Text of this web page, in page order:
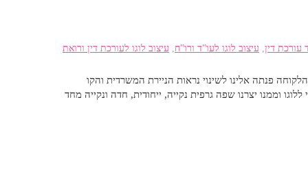
עורכת דין, עיצוב לוגו לעו"ד ורו"ח, עיצוב לוגו לעורכת דין ורואת
פנתה אלינו לשינוי נראות הניירת המשרדית והקו
וממנו יצרנו שפה גרפית נקייה, ייחודית, חדה ונקייה מחד